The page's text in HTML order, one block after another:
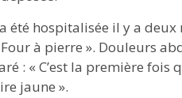
été hospitalisée il y a
à pierre ». Douleurs
: « C’est la première
jaune ».